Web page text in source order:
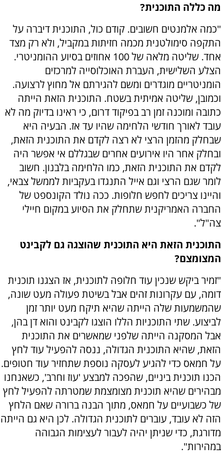
מה כללה התוכנית?
"כמה אלמנטים חשובים. קודם כול, התוכנית דיברה על
התקפה סימולטנית מכמה חזיתות במקביל, ולא רק מצד
אחד. שליטה מלאה של 100 אחוזים בסיוע ההומניטרי.
הצלע השלישית, העברת האוכלוסייה למרכזים
הומניטריים מוגדרים ומשם להגירתם אל מחוץ לרצועה.
וכמובן, שליטה אמיתית בשטח. התוכנית הזאת הייתה
כתובה ומוכנה זמן רב בפיקוד דרום, כי ראינו בדיוק מה לא
עובד לאורך חודשי הלחימה שהיו עד אז. הבעיה היא
שבחלק מהזמן הרצי לא רצה לקדם את התוכנית הזאת,
ובחלק אחר היו אירועים אחרים שבגללם אי אפשר היה
לקדם את התוכנית הזאת, כמו הלחימה בלבנון. חשוב
לומר שגם הרצי וגם אייל התנגדו בעקביות לממשל צבאי,
והיינו צריכים לחפש חלופות. ככה נולד הקונספט של
החברה האמריקנית שתחלק את הסיוע במקום חיילי
צה"ל".
התוכנית הזאת היא התוכנית שהוצגה גם לקבינט
המצומצם?
"זמיר ביקש שנכין עוד חלופה לתוכנית, אז הצגנו תוכנית
דומה, עם עקרונות זהים אבל בשיטת פעולה מעט שונה,
שהמשמעות שלה הייתה שהיא תיקח מעט יותר זמן
לביצוע. שתי התוכניות הללו הוצגו לקבינט והוא דן בהן,
אבל המסקנה הייתה שלפני שמאשרים את התוכנית
הזאת, שהיא התוכנית הגדולה, ננסה להפעיל עוד לחץ
על חמאס כדי להגיע לעסקה נוספת שתחזיר עוד חטופים.
הכנו תוכנית ביניים, שהפכה למבצע 'עוז וחרב', כשאנחנו
מבהירים שהיא תוכנית מצומצמת שמטרתה להפעיל לחץ
של כשבועיים על חמאס, מתוך הבנה ברורה שאם הלחץ
הזה לא עובד, עוברים לתוכנית הגדולה. לכן היא גם הייתה
מדורגת, כדי שניתן יהיה לעבור לעצימות הגבוהה
במהירות".